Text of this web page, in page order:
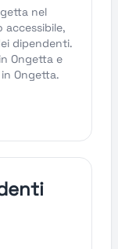
nel
accessibile,
dipendenti.
Ongetta e
Ongetta.